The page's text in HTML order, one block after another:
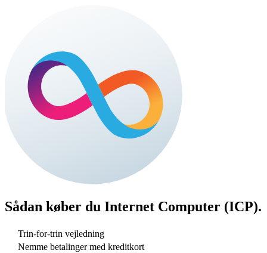
Sådan køber du Internet Computer (ICP).
Trin-for-trin vejledning
Nemme betalinger med kreditkort